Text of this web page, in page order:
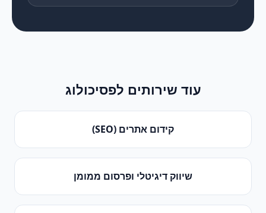
עוד שירותים לפסיכולוג
קידום אתרים (SEO)
שיווק דיגיטלי ופרסום ממומן